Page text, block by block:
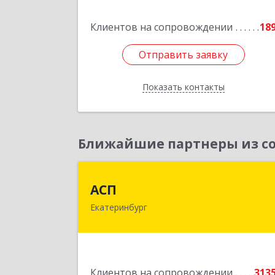
Клиентов на сопровождении
Отправить заявку
Показать контакты
Отправить заявку
Назад
Ближайшие партнеры из
АСП
Екатеринбург
Подробнее